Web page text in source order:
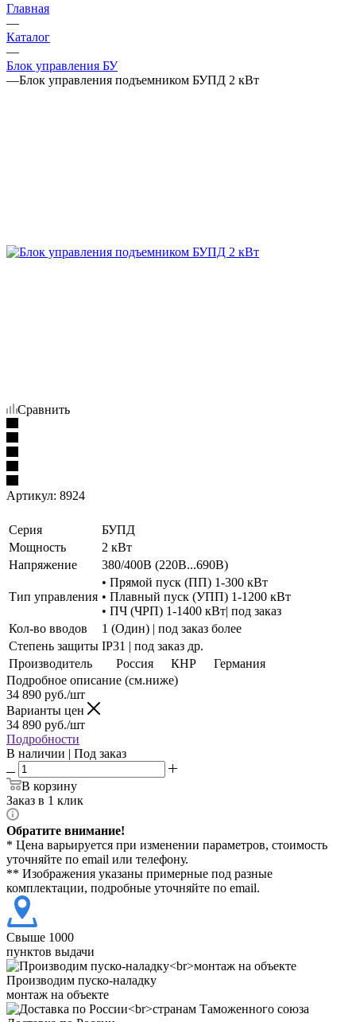
Главная
—
Каталог
—
Блок управления БУ
—Блок управления подъемником БУПД 2 кВт
Сравнить
Артикул: 8924
Серия
БУПД
Мощность
2 кВт
Напряжение
380/400В (220В...690В)
Тип управления
• Прямой пуск (ПП) 1-300 кВт
• Плавный пуск (УПП) 1-1200 кВт
• ПЧ (ЧРП) 1-1400 кВт| под заказ
Кол-во вводов
1 (Один) | под заказ более
Степень защиты IP31 | под заказ др.
Производитель
Россия КНР
Германия
Подробное описание (см.ниже)
34 890 руб./шт
Варианты цен
34 890 руб./шт
Подробности
В наличии | Под заказ
В корзину
Заказ в 1 клик
Обратите внимание!
* Цена варьируется при изменении параметров, стоимость
уточняйте по email или телефону.
** Изображения указаны примерные под разные
комплектации, подробные уточняйте по email.
Свыше 1000
пунктов выдачи
Производим пуско-наладку
монтаж на объекте